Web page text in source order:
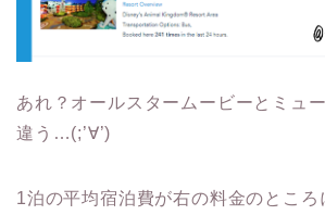
あれ？オールスタームービーとミュ
違う…(;’∀’)
1泊の平均宿泊費が右の料金のところ